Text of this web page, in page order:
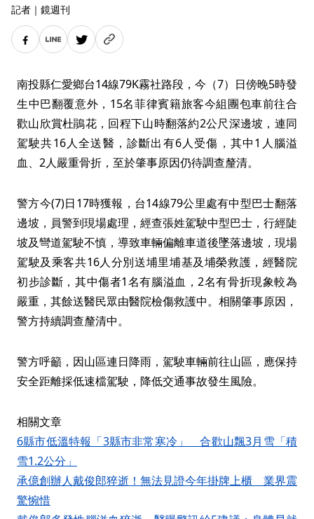
記者 ｜ 鏡週刊
南投縣仁愛鄉台14線79K霧社路段，今（7）日傍晚5時發
生中巴翻覆意外，15名菲律賓籍旅客今組團包車前往合
歡山欣賞杜鵑花，回程下山時翻落約2公尺深邊坡，連同
駕駛共16人全送醫，診斷出有6人受傷，其中1人腦溢
血、2人嚴重骨折，至於肇事原因仍待調查釐清。
警方今(7)日17時獲報，台14線79公里處有中型巴士翻落
邊坡，員警到現場處理，經查張姓駕駛中型巴士，行經陡
坡及彎道駕駛不慎，導致車輛偏離車道後墜落邊坡，現場
駕駛及乘客共16人分別送埔里埔基及埔榮救護，經醫院
初步診斷，其中傷者1名有腦溢血，2名有骨折現象較為
嚴重，其餘送醫民眾由醫院檢傷救護中。相關肇事原因，
警方持續調查釐清中。
警方呼籲，因山區連日降雨，駕駛車輛前往山區，應保持
安全距離採低速檔駕駛，降低交通事故發生風險。
相關文章
6縣市低溫特報「3縣市非常寒冷」 合歡山飄3月雪「積
雪1.2公分」
承億創辦人戴俊郎猝逝！無法見證今年掛牌上櫃 業界震
驚惋惜